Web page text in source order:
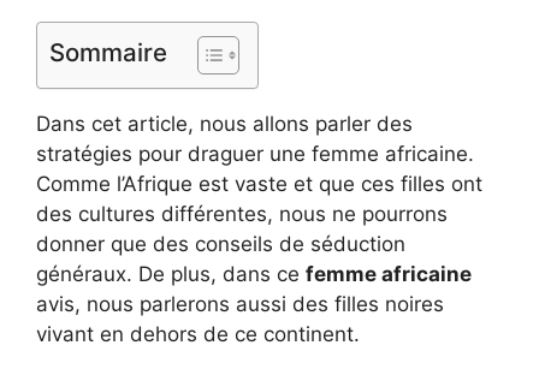
Sommaire
Dans cet article, nous allons parler des
stratégies pour draguer une femme africaine.
Comme l’Afrique est vaste et que ces filles ont
des cultures différentes, nous ne pourrons
donner que des conseils de séduction
généraux. De plus, dans ce femme africaine
avis, nous parlerons aussi des filles noires
vivant en dehors de ce continent.